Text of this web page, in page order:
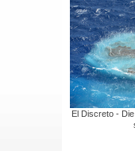
El Discreto -